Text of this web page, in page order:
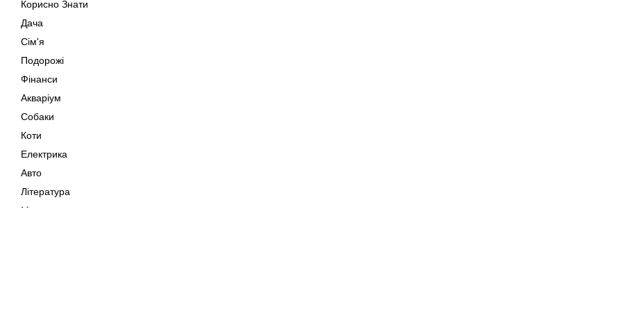
Корисно Знати
Дача
Сім'я
Подорожі
Фінанси
Акваріум
Собаки
Коти
Електрика
Авто
Література
Музика